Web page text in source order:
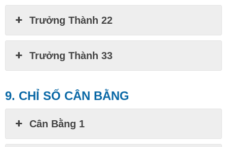
Trưởng Thành 22
Trưởng Thành 33
9. CHỈ SỐ CÂN BẰNG
Cân Bằng 1